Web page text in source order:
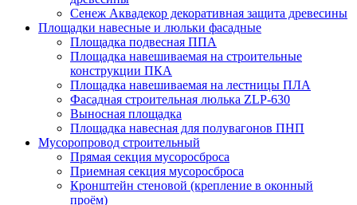
Сенеж Аквадекор декоративная защита древесины
Площадки навесные и люльки фасадные
Площадка подвесная ППА
Площадка навешиваемая на строительные
конструкции ПКА
Площадка навешиваемая на лестницы ПЛА
Фасадная строительная люлька ZLP-630
Выносная площадка
Площадка навесная для полувагонов ПНП
Мусоропровод строительный
Прямая секция мусоросброса
Приемная секция мусоросброса
Кронштейн стеновой (крепление в оконный
проём)